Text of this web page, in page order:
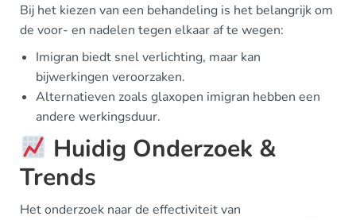
Bij het kiezen van een behandeling is het belangrijk om
de voor- en nadelen tegen elkaar af te wegen:
Imigran biedt snel verlichting, maar kan
bijwerkingen veroorzaken.
Alternatieven zoals glaxopen imigran hebben een
andere werkingsduur.
Huidig Onderzoek &
Trends
Het onderzoek naar de effectiviteit van